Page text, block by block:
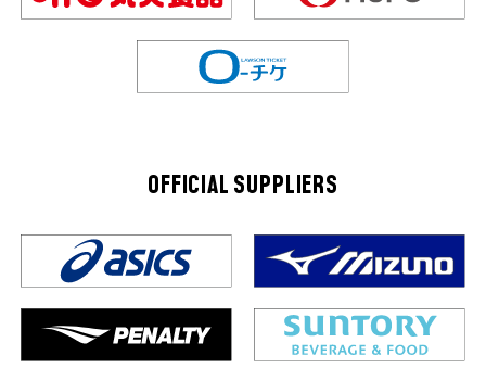
OFFICIAL SUPPLIERS